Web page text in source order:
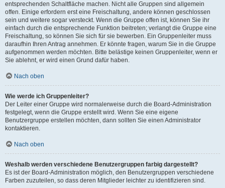
entsprechenden Schaltfläche machen. Nicht alle Gruppen sind allgemein
offen. Einige erfordern erst eine Freischaltung, andere können geschlossen
sein und weitere sogar versteckt. Wenn die Gruppe offen ist, können Sie ihr
einfach durch die entsprechende Funktion beitreten; verlangt die Gruppe eine
Freischaltung, so können Sie sich für sie bewerben. Ein Gruppenleiter muss
daraufhin Ihren Antrag annehmen. Er könnte fragen, warum Sie in die Gruppe
aufgenommen werden möchten. Bitte belästige keinen Gruppenleiter, wenn er
Sie ablehnt, er wird einen Grund dafür haben.
Nach oben
Wie werde ich Gruppenleiter?
Der Leiter einer Gruppe wird normalerweise durch die Board-Administration
festgelegt, wenn die Gruppe erstellt wird. Wenn Sie eine eigene
Benutzergruppe erstellen möchten, dann sollten Sie einen Administrator
kontaktieren.
Nach oben
Weshalb werden verschiedene Benutzergruppen farbig dargestellt?
Es ist der Board-Administration möglich, den Benutzergruppen verschiedene
Farben zuzuteilen, so dass deren Mitglieder leichter zu identifizieren sind.